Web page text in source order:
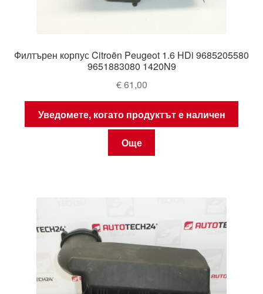
Филтърен корпус Citroën Peugeot 1.6 HDi 9685205580
9651883080 1420N9
€61,00
Уведомете, когато продуктът е наличен
Още